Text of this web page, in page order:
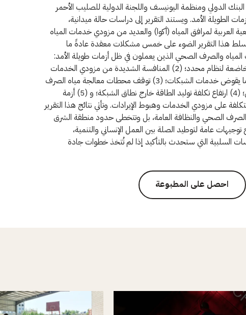
الدولي ومنظمة اليونيسف واللجنة الدولية للصليب الأحمر
الطويلة الأمد. ويستند التقرير إلى دراسات حالة ميدانية،
العربية لمرافق المياه (أكوا) والعديد من مزودي خدمات المياه
هذا التقرير الضوء على خمس مشكلات معقدة عادةً ما
والصرف الصحي الذين يعملون في ظل أزمات طويلة الأمد:
(1) سوء إدارة الموارد المائية الخاضعة لنظام محدد؛ (2) المنافسة الشديدة من مزودي الخدمات
البديلة (كشاحنات نقل المياه)، ما يقوض خدمات الشبكات؛ (3) توقف محطات معالجة مياه الصرف
الصحي العالية التقنية عن العمل؛ (4) ارتفاع تكلفة توليد الطاقة خارج نطاق الشبكة؛ و (5) أزمة
على مزودي الخدمات وهبوط الإيرادات. وتأتي نتائج هذا التقرير
والصرف الصحي والنظافة العامة، بل وتتخطى حدود منطقة الشرق
عامة لتوطيد الصلة بين العمل الإنساني والتنمية،
السلبية التي ستحدث بالتأكيد إذا لم تُتخذ خطوات جادة
احصل على المطبوعة